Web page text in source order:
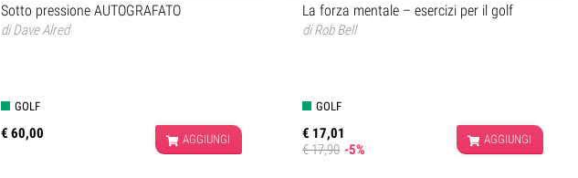
Sotto pressione AUTOGRAFATO
diDave Alred
GOLF
€ 60,00 AGGIUNGI
La forza mentale – esercizi per il golf
diRob Bell
GOLF
€ 17,01
€ 17,90 -5%
AGGIUNGI